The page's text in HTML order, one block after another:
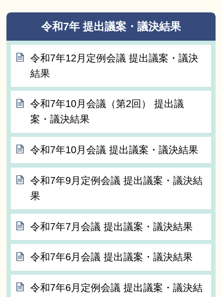
令和7年 提出議案・議決結果
令和7年12月定例会議 提出議案・議決
結果
令和7年10月会議（第2回） 提出議
案・議決結果
令和7年10月会議 提出議案・議決結果
令和7年9月定例会議 提出議案・議決結
果
令和7年7月会議 提出議案・議決結果
令和7年6月会議 提出議案・議決結果
令和7年6月定例会議 提出議案・議決結